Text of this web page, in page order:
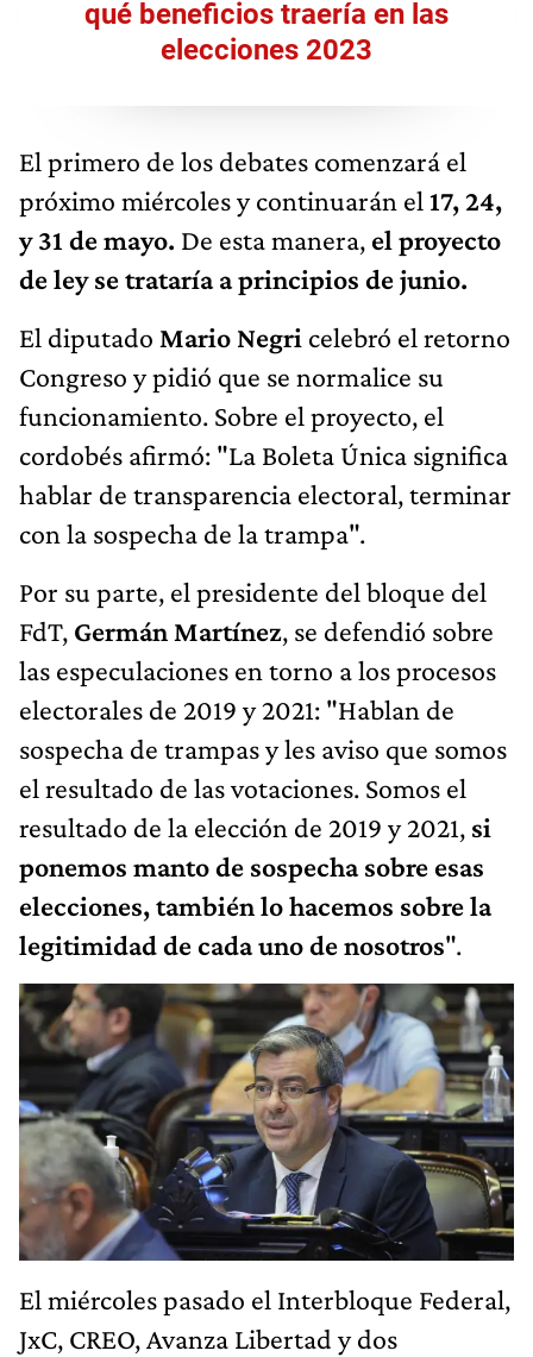
qué beneficios traería en las
elecciones 2023
El primero de los debates comenzará el
próximo miércoles y continuarán el 17, 24,
y 31 de mayo. De esta manera, el proyecto
de ley se trataría a principios de junio.
El diputado Mario Negri celebró el retorno
Congreso y pidió que se normalice su
funcionamiento. Sobre el proyecto, el
cordobés afirmó: "La Boleta Única significa
hablar de transparencia electoral, terminar
con la sospecha de la trampa".
Por su parte, el presidente del bloque del
FdT, Germán Martínez, se defendió sobre
las especulaciones en torno a los procesos
electorales de 2019 y 2021: "Hablan de
sospecha de trampas y les aviso que somos
el resultado de las votaciones. Somos el
resultado de la elección de 2019 y 2021, si
ponemos manto de sospecha sobre esas
elecciones, también lo hacemos sobre la
legitimidad de cada uno de nosotros".
El miércoles pasado el Interbloque Federal,
JxC, CREO, Avanza Libertad y dos